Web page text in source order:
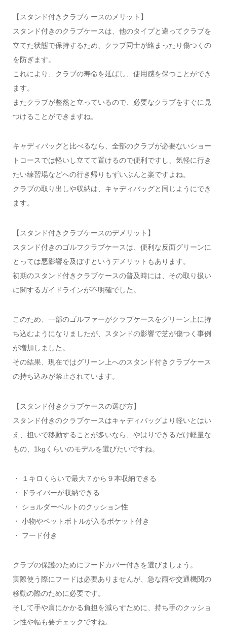
【スタンド付きクラブケースのメリット】
スタンド付きのクラブケースは、他のタイプと違ってクラブを
立てた状態で保持するため、クラブ同士が絡まったり傷つくの
を防ぎます。
これにより、クラブの寿命を延ばし、使用感を保つことができ
ます。
またクラブが整然と立っているので、必要なクラブをすぐに見
つけることができますね。
キャディバッグと比べるなら、全部のクラブが必要ないショー
トコースでは軽いし立てて置けるので便利ですし、気軽に行き
たい練習場などへの行き帰りもずいぶんと楽ですよね。
クラブの取り出しや収納は、キャディバッグと同じようにでき
ます。
【スタンド付きクラブケースのデメリット】
スタンド付きのゴルフクラブケースは、便利な反面グリーンに
とっては悪影響を及ぼすというデメリットもあります。
初期のスタンド付きクラブケースの普及時には、その取り扱い
に関するガイドラインが不明確でした。
このため、一部のゴルファーがクラブケースをグリーン上に持
ち込むようになりましたが、スタンドの影響で芝が傷つく事例
が増加しました。
その結果、現在ではグリーン上へのスタンド付きクラブケース
の持ち込みが禁止されています。
【スタンド付きクラブケースの選び方】
スタンド付きのクラブケースはキャディバッグより軽いとはい
え、担いで移動することが多いなら、やはりできるだけ軽量な
もの、1kgくらいのモデルを選びたいですね。
・ １キロくらいで最大７から９本収納できる
・ ドライバーが収納できる
・ ショルダーベルトのクッション性
・ 小物やペットボトルが入るポケット付き
・ フード付き
クラブの保護のためにフードカバー付きを選びましょう。
実際使う際にフードは必要ありませんが、急な雨や交通機関の
移動の際のために必要です。
そして手や肩にかかる負担を減らすために、持ち手のクッショ
ン性や幅も要チェックですね。